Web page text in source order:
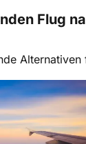
Flug
Alternativen